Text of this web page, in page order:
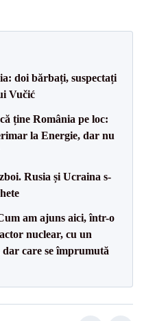
doi bărbați, suspectați
Vučić
ține România pe loc:
la Energie, dar nu
Rusia și Ucraina s-
am ajuns aici, într-o
nuclear, cu un
care se împrumută